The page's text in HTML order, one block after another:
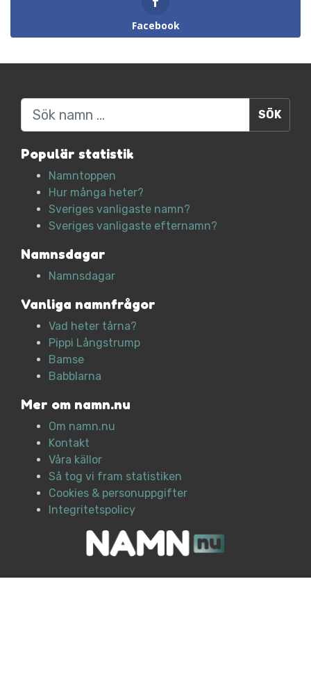
Facebook
Sök
Populär statistik
Namntoppen
Hur många heter?
Sveriges vanligaste namn?
Sveriges vanligaste efternamn?
Namnsdagar
Namnsdagar
Vanliga namnfrågor
Vad heter tårna?
Pippi Långstrump
Bamse
Babblarna
Mer om namn.nu
Om namn.nu
Kontakt
Våra källor
Så tog vi fram statistiken
Cookies & personuppgifter
Integritetspolicy